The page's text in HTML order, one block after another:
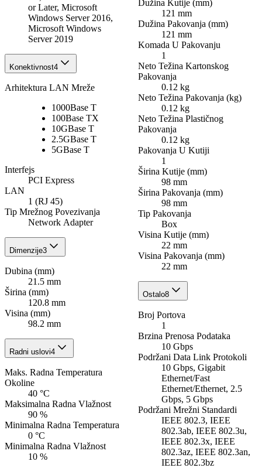
or Later, Microsoft
Windows Server 2016,
Microsoft Windows
Server 2019
Konektivnost4
Arhitektura LAN Mreže
1000Base T
100Base TX
10GBase T
2.5GBase T
5GBase T
Interfejs
PCI Express
LAN
1 (RJ 45)
Tip Mrežnog Povezivanja
Network Adapter
Dimenzije3
Dubina (mm)
21.5 mm
Širina (mm)
120.8 mm
Visina (mm)
98.2 mm
Radni uslovi4
Maks. Radna Temperatura
Okoline
40 °C
Maksimalna Radna Vlažnost
90 %
Minimalna Radna Temperatura
0 °C
Minimalna Radna Vlažnost
10 %
Dužina Kutije (mm)
121 mm
Dužina Pakovanja (mm)
121 mm
Komada U Pakovanju
1
Neto Težina Kartonskog
Pakovanja
0.12 kg
Neto Težina Pakovanja (kg)
0.12 kg
Neto Težina Plastičnog
Pakovanja
0.12 kg
Pakovanja U Kutiji
1
Širina Kutije (mm)
98 mm
Širina Pakovanja (mm)
98 mm
Tip Pakovanja
Box
Visina Kutije (mm)
22 mm
Visina Pakovanja (mm)
22 mm
Ostalo8
Broj Portova
1
Brzina Prenosa Podataka
10 Gbps
Podržani Data Link Protokoli
10 Gbps, Gigabit
Ethernet/Fast
Ethernet/Ethernet, 2.5
Gbps, 5 Gbps
Podržani Mrežni Standardi
IEEE 802.3, IEEE
802.3ab, IEEE 802.3u,
IEEE 802.3x, IEEE
802.3az, IEEE 802.3an,
IEEE 802.3bz